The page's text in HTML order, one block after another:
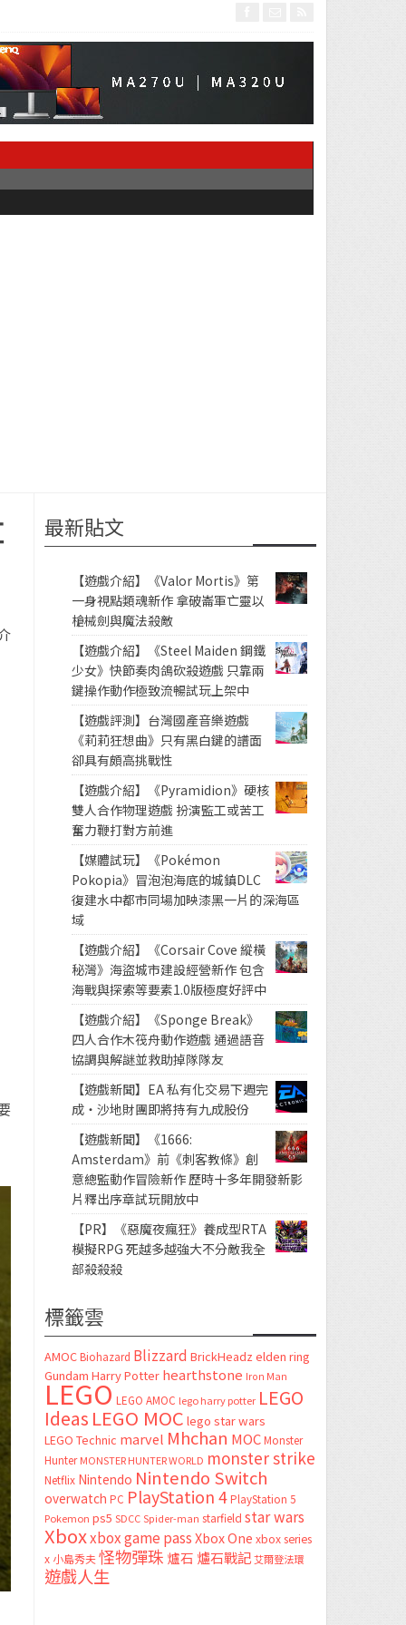
最新貼文
【遊戲介紹】《Valor Mortis》第
一身視點類魂新作 拿破崙軍亡靈以
槍械劍與魔法殺敵
【遊戲介紹】《Steel Maiden 鋼鐵
少女》快節奏肉鴿砍殺遊戲 只靠兩
鍵操作動作極致流暢試玩上架中
【遊戲評測】台灣國產音樂遊戲
《莉莉狂想曲》只有黑白鍵的譜面
卻具有頗高挑戰性
【遊戲介紹】《Pyramidion》硬核
雙人合作物理遊戲 扮演監工或苦工
奮力鞭打對方前進
【媒體試玩】《Pokémon
Pokopia》冒泡泡海底的城鎮DLC
復建水中都市同場加映漆黑一片的深海區
域
【遊戲介紹】《Corsair Cove 縱橫
秘灣》海盜城市建設經營新作 包含
海戰與探索等要素1.0版極度好評中
【遊戲介紹】《Sponge Break》
四人合作木筏舟動作遊戲 通過語音
協調與解謎並救助掉隊隊友
【遊戲新聞】EA 私有化交易下週完
成・沙地財團即將持有九成股份
【遊戲新聞】《1666:
Amsterdam》前《刺客教條》創
意總監動作冒險新作 歷時十多年開發新影
片釋出序章試玩開放中
【PR】《惡魔夜瘋狂》養成型RTA
模擬RPG 死越多越強大不分敵我全
部殺殺殺
標籤雲
AMOC Biohazard Blizzard BrickHeadz elden ring
Gundam Harry Potter hearthstone Iron Man
LEGO LEGO AMOC lego harry potter LEGO
Ideas LEGO MOC lego star wars
LEGO Technic marvel Mhchan MOC Monster
Hunter MONSTER HUNTER WORLD monster strike
Netflix Nintendo Nintendo Switch
overwatch PC PlayStation 4 PlayStation 5
Pokemon ps5 SDCC Spider-man starfield star wars
Xboxxbox game passXbox One xbox series
x 小島秀夫怪物彈珠 爐石 爐石戰記艾爾登法環
遊戲人生